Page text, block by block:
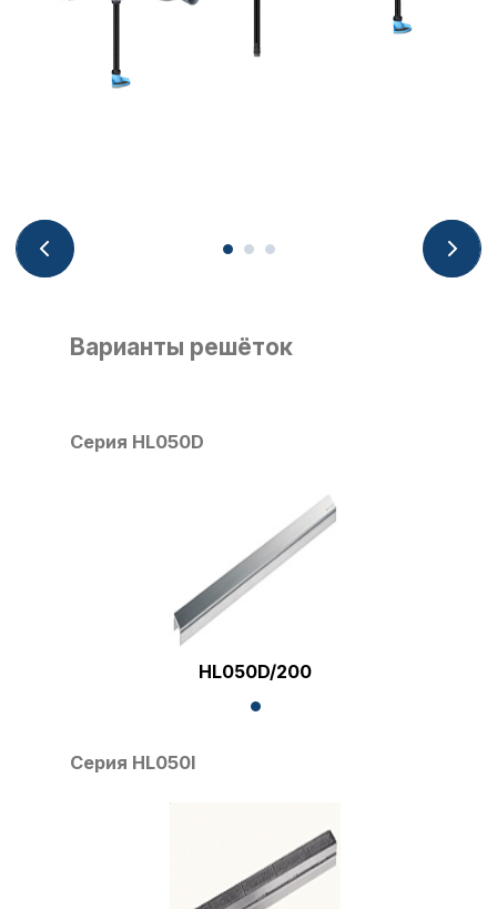
Варианты решёток
Серия HL050D
HL050D/200
Серия HL050I